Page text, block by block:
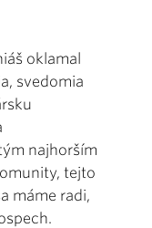
oklamal
svedomia
najhorším
tejto
máme radi,